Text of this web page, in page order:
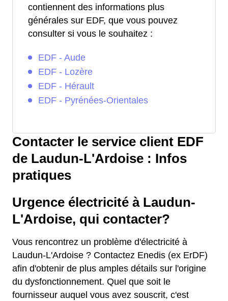
contiennent des informations plus
générales sur EDF, que vous pouvez
consulter si vous le souhaitez :
EDF - Aude
EDF - Lozère
EDF - Hérault
EDF - Pyrénées-Orientales
Contacter le service client EDF
de Laudun-L'Ardoise : Infos
pratiques
Urgence électricité à Laudun-
L'Ardoise, qui contacter?
Vous rencontrez un problème d'électricité à
Laudun-L'Ardoise ? Contactez Enedis (ex ErDF)
afin d'obtenir de plus amples détails sur l'origine
du dysfonctionnement. Quel que soit le
fournisseur auquel vous avez souscrit, c'est